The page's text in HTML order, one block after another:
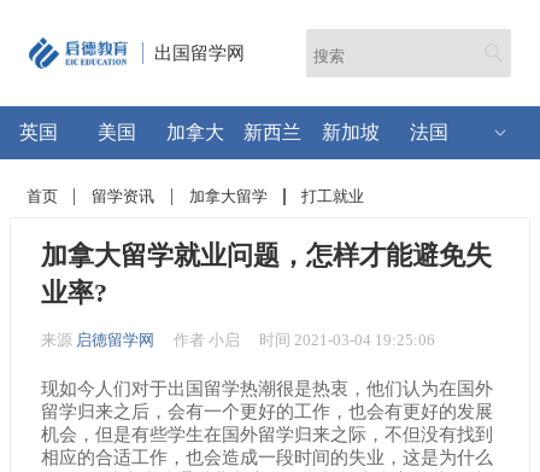
出国留学网
英国 美国 加拿大 新西兰 新加坡 法国
首页 留学资讯 加拿大留学 打工就业
加拿大留学就业问题，怎样才能避免失
业率?
来源 启德留学网 作者 小启 时间 2021-03-04 19:25:06
现如今人们对于出国留学热潮很是热衷，他们认为在国外
留学归来之后，会有一个更好的工作，也会有更好的发展
机会，但是有些学生在国外留学归来之际，不但没有找到
相应的合适工作，也会造成一段时间的失业，这是为什么